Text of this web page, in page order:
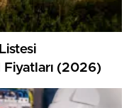
(2026)